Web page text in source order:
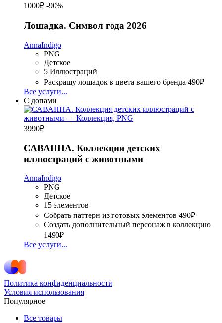
1000₽ -90%
Лошадка. Символ года 2026
AnnaIndigo
PNG
Детское
5 Иллюстраций
Раскрашу лошадок в цвета вашего бренда 490₽
Все услуги...
С допами
3990₽
САВАННА. Коллекция детских
иллюстраций с животными
AnnaIndigo
PNG
Детское
15 элементов
Собрать паттерн из готовых элементов 490₽
Создать дополнительный персонаж в коллекцию
1490₽
Все услуги...
Политика конфиденциальности
Условия использования
Популярное
Все товары